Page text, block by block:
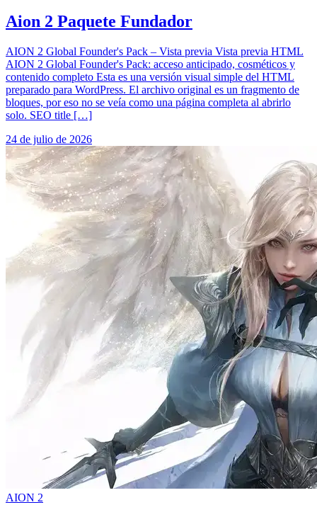
Aion 2 Paquete Fundador
AION 2 Global Founder's Pack – Vista previa Vista previa HTML
AION 2 Global Founder's Pack: acceso anticipado, cosméticos y
contenido completo Esta es una versión visual simple del HTML
preparado para WordPress. El archivo original es un fragmento de
bloques, por eso no se veía como una página completa al abrirlo
solo. SEO title […]
24 de julio de 2026
AION 2